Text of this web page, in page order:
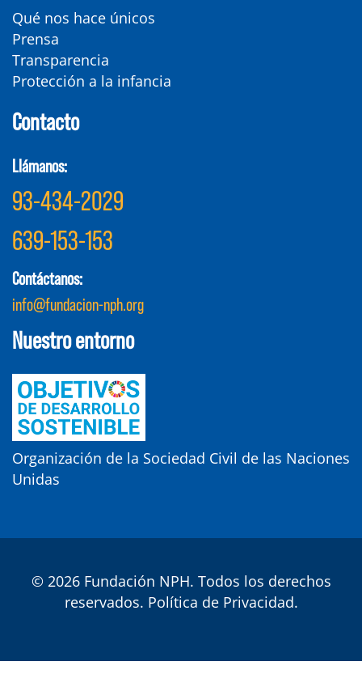
Qué nos hace únicos
Prensa
Transparencia
Protección a la infancia
Contacto
Llámanos:
93-434-2029
639-153-153
Contáctanos:
info@fundacion-nph.org
Nuestro entorno
Organización de la Sociedad Civil de las Naciones
Unidas
© 2026 Fundación NPH. Todos los derechos
reservados. Política de Privacidad.